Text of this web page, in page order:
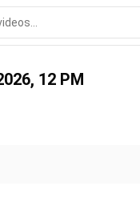
12 PM